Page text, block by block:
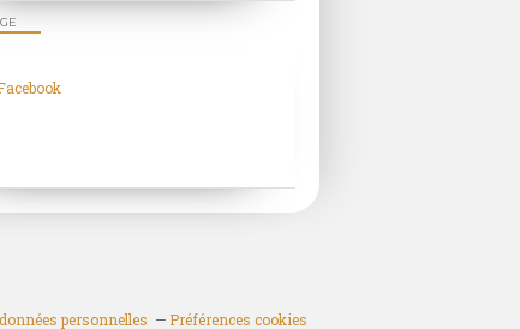
personnelles Préférences cookies